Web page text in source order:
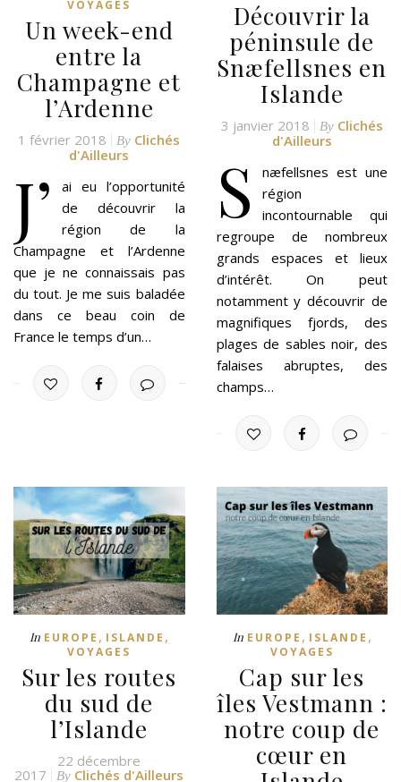
VOYAGES
Un week-end
entre la
Champagne et
l’Ardenne
1 février 2018 By Clichés
d'Ailleurs
J’
ai eu l’opportunité
de découvrir la
région de la
Champagne et l’Ardenne
que je ne connaissais pas
du tout. Je me suis baladée
dans ce beau coin de
France le temps d’un…
Découvrir la
péninsule de
Snæfellsnes en
Islande
3 janvier 2018 By Clichés
d'Ailleurs
S
næfellsnes est une
région
incontournable qui
regroupe de nombreux
grands espaces et lieux
d’intérêt. On peut
notamment y découvrir de
magnifiques fjords, des
plages de sables noir, des
falaises abruptes, des
champs…
In EUROPE , ISLANDE ,
VOYAGES
Sur les routes
du sud de
l’Islande
22 décembre
2017
By Clichés d'Ailleurs
In EUROPE , ISLANDE ,
VOYAGES
Cap sur les
îles Vestmann :
notre coup de
cœur en